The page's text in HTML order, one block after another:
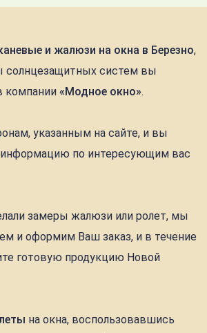
и жалюзи на окна в Березно,
солнцезащитных систем вы
компании «Модное окно».
указанным на сайте, и вы
информацию по интересующим вас
замеры жалюзи или ролет, мы
и оформим Ваш заказ, и в течение
готовую продукцию Новой
на окна, воспользовавшись